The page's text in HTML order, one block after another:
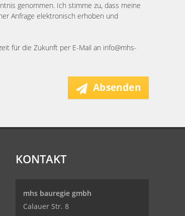
genommen. Ich stimme zu, dass meine
Anfrage elektronisch erhoben und
für die Zukunft per E-Mail an info@mhs-
Absenden
KONTAKT
mhs bauregie gmbh
Calauer Str. 8